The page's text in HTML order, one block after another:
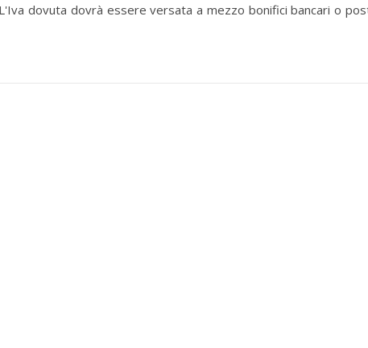
dovuta dovrà essere versata a mezzo bonifici bancari o